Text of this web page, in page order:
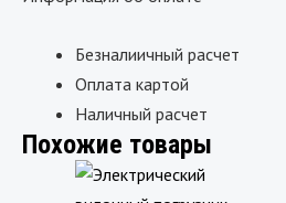
Безналиичный расчет
Оплата картой
Наличный расчет
Похожие товары